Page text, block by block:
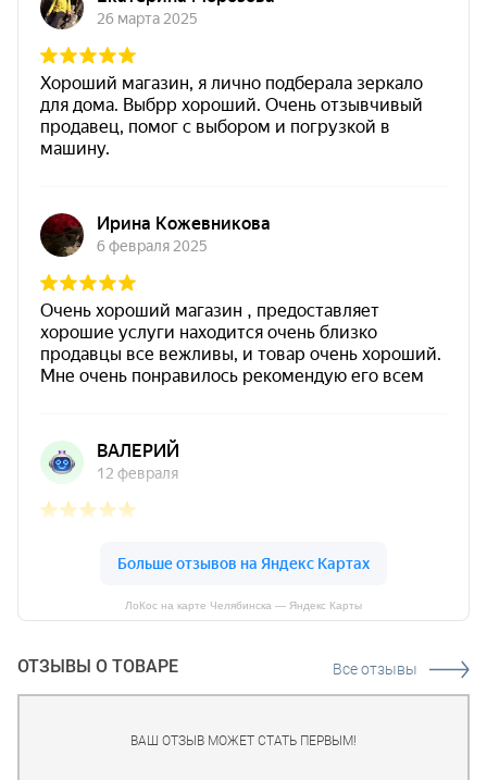
ЛоКос на карте Челябинска — Яндекс Карты
ОТЗЫВЫ О ТОВАРЕ Все отзывы
ВАШ ОТЗЫВ МОЖЕТ СТАТЬ ПЕРВЫМ!